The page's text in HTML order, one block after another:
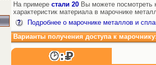
На примере стали 20 Вы можете посмотреть
характеристик материала в марочнике
Подробнее о марочнике металлов и
Варианты получения доступа к